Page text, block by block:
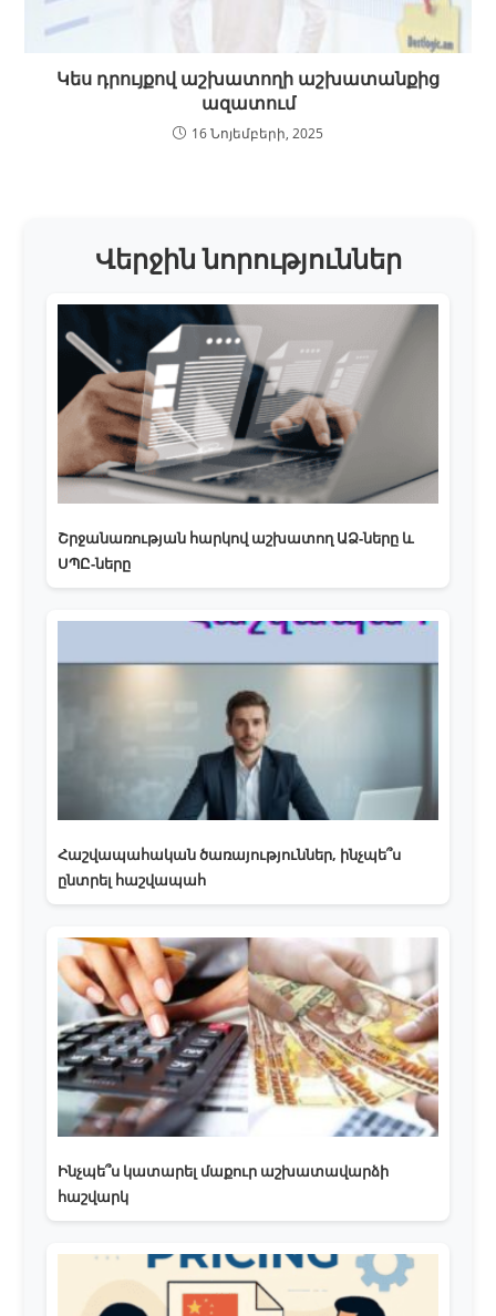
Կես դրույքով աշխատողի աշխատանքից
ազատում
16 Նոյեմբերի, 2025
Վերջին նորություններ
Շրջանառության հարկով աշխատող ԱՁ-ները և
ՍՊԸ-ները
Հաշվապահական ծառայություններ, ինչպե՞ս
ընտրել հաշվապահ
Ինչպե՞ս կատարել մաքուր աշխատավարձի
հաշվարկ